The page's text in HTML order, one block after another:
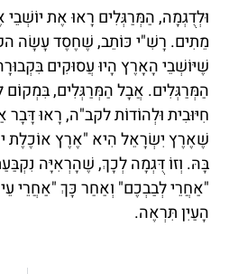
וּלְדֻגְמָה, הַמְּרַגְּלִים רָאוּ אֶת
מֵתִים. רָשִׁ"י כּוֹתֵב, שֶׁחֶסֶד עָשָׂה
שֶׁיּוֹשְׁבֵי הָאָרֶץ הָיוּ עֲסוּקִים
הַמְּרַגְּלִים. אֲבָל הַמְּרַגְּלִים, בִּמְקוֹם
חִיּוּבִית וּלְהוֹדוֹת לקב"ה, רָאוּ
שֶׁאֶרֶץ יִשְׂרָאֵל הִיא "אֶרֶץ אוֹכֶלֶת
בָּהּ. וְזוֹ דֻּגְמָה לְכָךְ, שֶׁהָרְאִיָּה
"אַחֲרֵי לְבַבְכֶם" וְאַחַר כָּךְ "אַחֲרֵי
הָעַיִן תִּרְאֶה.